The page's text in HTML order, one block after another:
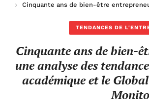
Cinquante ans de bien-être
TENDANCES DE
Cinquante ans de bien-
une analyse des
académique et le